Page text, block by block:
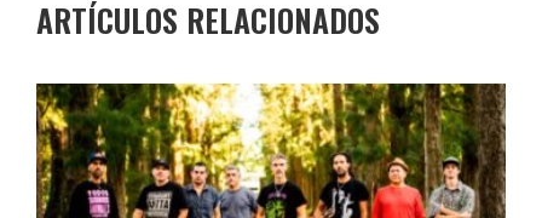
ARTÍCULOS RELACIONADOS